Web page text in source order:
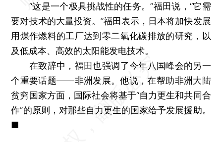
“这是一个极具挑战性的任务。”福田说，“它需
要对技术的大量投资。”福田表示，日本将加快发展
用煤作燃料的工厂达到零二氧化碳排放的研究，以
及低成本、高效的太阳能发电技术。
在致辞中，福田也强调了今年八国峰会的另一
个重要话题——非洲发展。他说，在帮助非洲大陆
贫穷国家方面，国际社会将基于“自力更生和共同合
作”的原则，对那些自力更生的国家给予发展援助。
■